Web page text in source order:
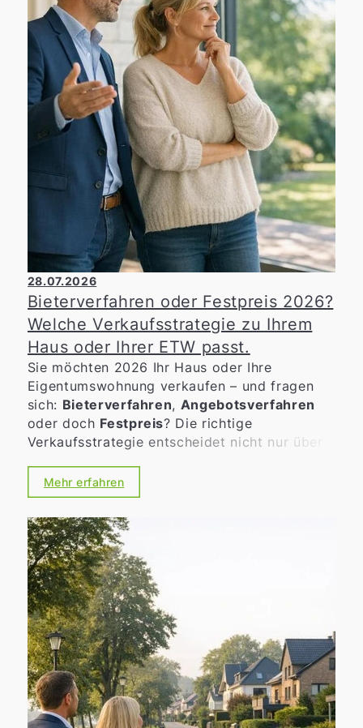
28.07.2026
Bieterverfahren oder Festpreis 2026?
Welche Verkaufsstrategie zu Ihrem
Haus oder Ihrer ETW passt.
Sie möchten 2026 Ihr Haus oder Ihre
Eigentumswohnung verkaufen – und fragen
sich: Bieterverfahren, Angebotsverfahren
oder doch Festpreis? Die richtige
Verkaufsstrategie entscheidet nicht nur über
Tempo, Verlässlichkeit und die Art der
Kaufinteressenten. Gerade in bewegten
Märkten lohnt sich eine nüchterne, gut
vorbereitete Entscheidung statt eines
„Bauchgefühls“.
Mehr erfahren